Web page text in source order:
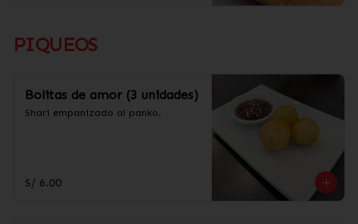
PIQUEOS
Bolitas de amor (3 unidades)
Shari empanizado al panko.
S/ 6.00